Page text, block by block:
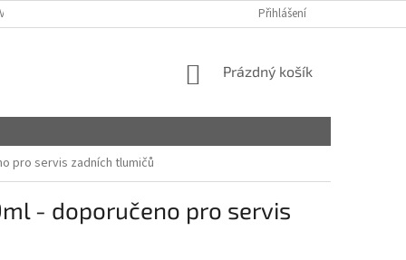
Přihlášení
NÁKUPNÍ
Prázdný košík
pro servis zadních tlumičů
- doporučeno pro servis